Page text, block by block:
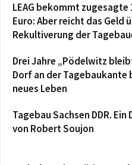
LEAG bekommt zugesagte
Euro: Aber reicht das Geld
Rekultiverung der
Drei Jahre „Pödelwitz
Dorf an der
neues Leben
Tagebau Sachsen DDR.
von Robert Soujon